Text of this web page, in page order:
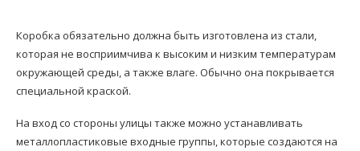
Коробка обязательно должна быть изготовлена из стали,
которая не восприимчива к высоким и низким температурам
окружающей среды, а также влаге. Обычно она покрывается
специальной краской.
На вход со стороны улицы также можно устанавливать
металлопластиковые входные группы, которые создаются на